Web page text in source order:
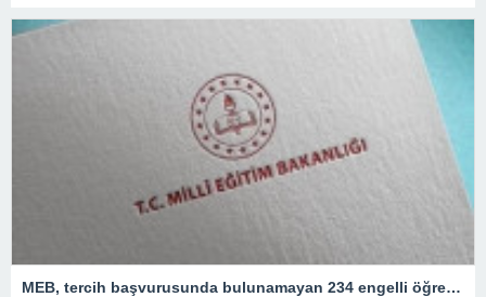
MEB, tercih başvurusunda bulunamayan 234 engelli öğretmeni atadı